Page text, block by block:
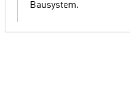
Bausystem.